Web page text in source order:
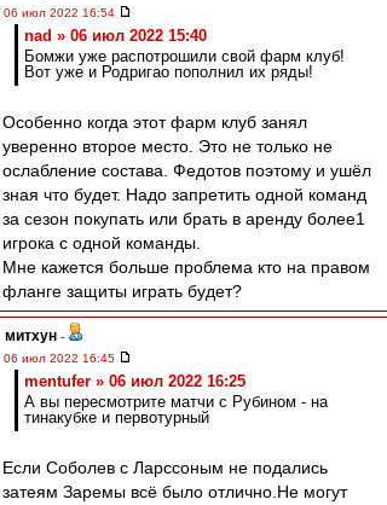
06 июл 2022 16:54
nad » 06 июл 2022 15:40
Бомжи уже распотрошили свой фарм клуб!
Вот уже и Родригао пополнил их ряды!
Особенно когда этот фарм клуб занял
уверенно второе место. Это не только не
ослабление состава. Федотов поэтому и ушёл
зная что будет. Надо запретить одной команд
за сезон покупать или брать в аренду более1
игрока с одной команды.
Мне кажется больше проблема кто на правом
фланге защиты играть будет?
митхун -
06 июл 2022 16:45
mentufer » 06 июл 2022 16:25
А вы пересмотрите матчи с Рубином - на
тинакубке и первотурный
Если Соболев с Ларссоным не подались
затеям Заремы всё было отлично.Не могут